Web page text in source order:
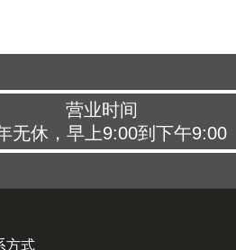
营业时间
无休，早上9:00到下午9:00
方式